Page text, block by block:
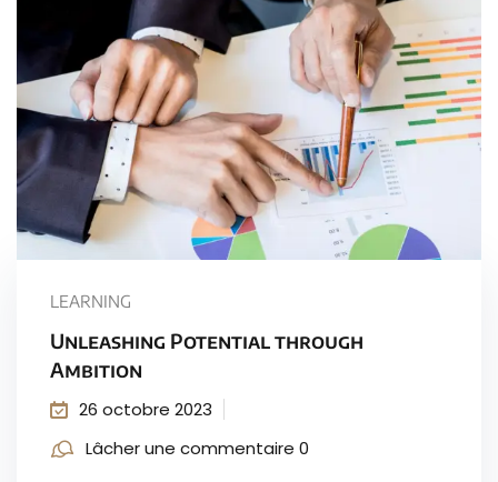
LEARNING
Unleashing Potential through
Ambition
26 octobre 2023
Lâcher une commentaire 0